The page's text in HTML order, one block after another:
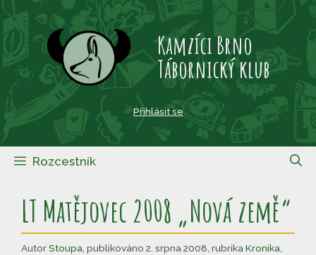
Přeskočit
obsah
Kamzíci Brno
Tábornický klub
Přihlásit se
Rozcestník
LT Matějovec 2008 „Nová země“
AutorStoupa publikováno 2. srpna 2008 rubrika Kronika